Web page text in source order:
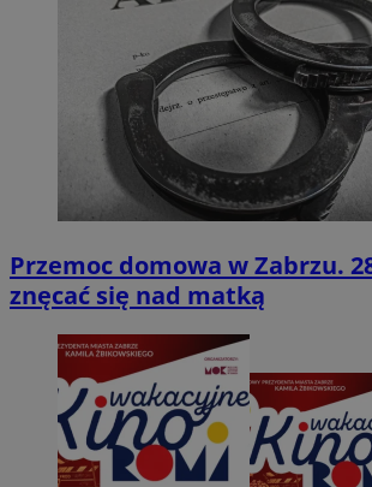
Przemoc domowa w Zabrzu.
znęcać się nad matką